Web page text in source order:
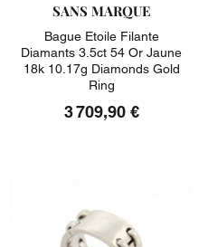
SANS MARQUE
Bague Etoile Filante
Diamants 3.5ct 54 Or Jaune
18k 10.17g Diamonds Gold
Ring
3 709,90 €